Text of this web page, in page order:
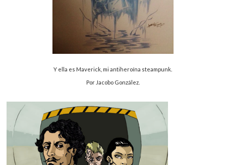
Y ella es Maverick, mi antiheroína steampunk.
Por Jacobo González.